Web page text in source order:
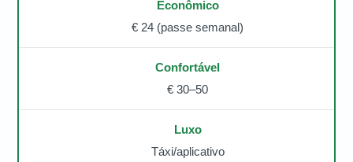
€ 24 (passe semanal)
€ 30–50
Táxi/aplicativo